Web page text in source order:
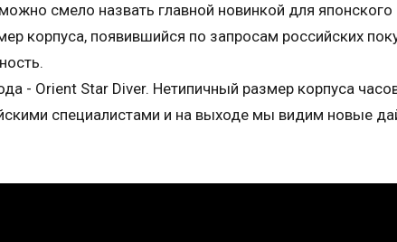
смело назвать главной новинкой для японского
корпуса, появившийся по запросам российских
- Orient Star Diver. Нетипичный размер корпуса
специалистами и на выходе мы видим новые